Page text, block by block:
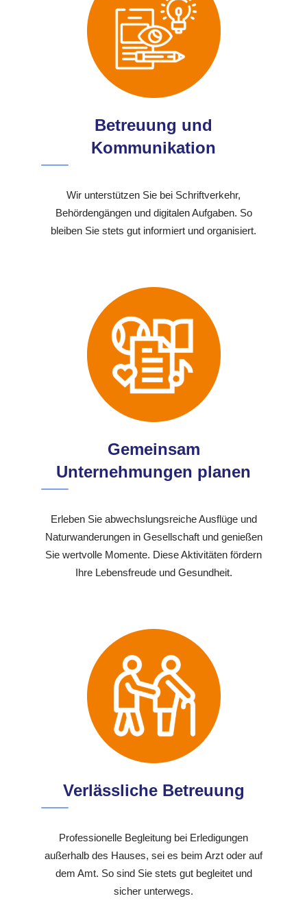
Betreuung und
Kommunikation
Wir unterstützen Sie bei Schriftverkehr,
Behördengängen und digitalen Aufgaben. So
bleiben Sie stets gut informiert und organisiert.
Gemeinsam
Unternehmungen planen
Erleben Sie abwechslungsreiche Ausflüge und
Naturwanderungen in Gesellschaft und genießen
Sie wertvolle Momente. Diese Aktivitäten fördern
Ihre Lebensfreude und Gesundheit.
Verlässliche Betreuung
Professionelle Begleitung bei Erledigungen
außerhalb des Hauses, sei es beim Arzt oder auf
dem Amt. So sind Sie stets gut begleitet und
sicher unterwegs.